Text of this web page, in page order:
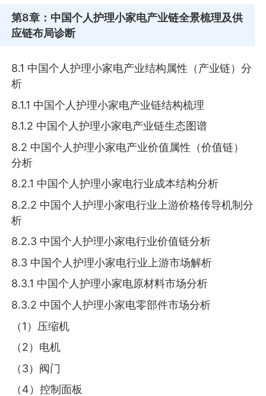
第8章 ：中国个人护理小家电产业链全景梳理及供
应链布局诊断
8.1 中国个人护理小家电产业结构属性（产业链）分
析
8.1.1 中国个人护理小家电产业链结构梳理
8.1.2 中国个人护理小家电产业链生态图谱
8.2 中国个人护理小家电产业价值属性（价值链）
分析
8.2.1 中国个人护理小家电行业成本结构分析
8.2.2 中国个人护理小家电行业上游价格传导机制分
析
8.2.3 中国个人护理小家电行业价值链分析
8.3 中国个人护理小家电行业上游市场解析
8.3.1 中国个人护理小家电原材料市场分析
8.3.2 中国个人护理小家电零部件市场分析
（1）压缩机
（2）电机
（3）阀门
（4）控制面板